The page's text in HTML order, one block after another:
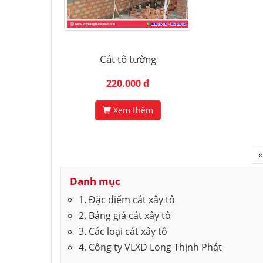
Cát tô tường
220.000 đ
Xem thêm
«
Danh mục
1. Đặc điểm cát xây tô
2. Bảng giá cát xây tô
3. Các loại cát xây tô
4. Công ty VLXD Long Thịnh Phát